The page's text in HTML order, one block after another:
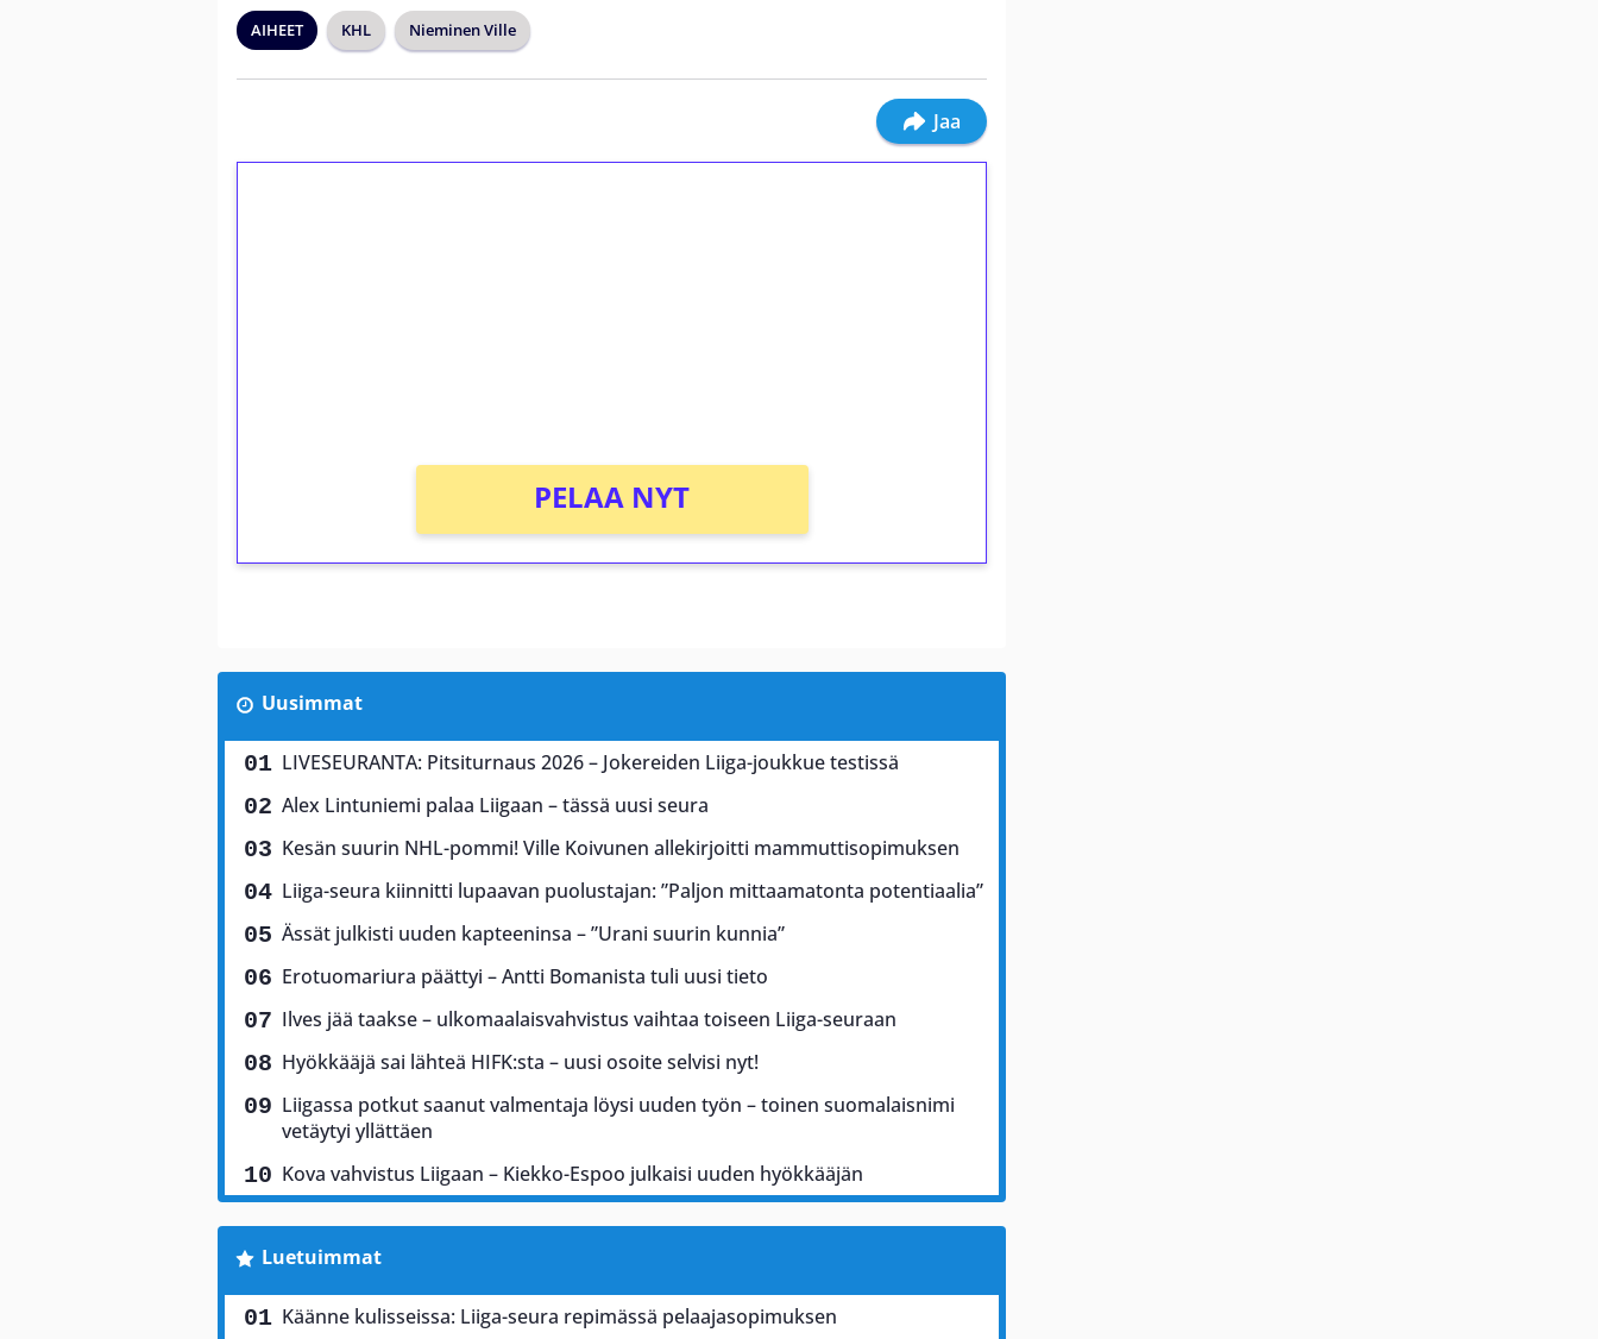
AIHEET KHL Nieminen Ville
Jaa
PELAA NYT
Uusimmat
LIVESEURANTA: Pitsiturnaus 2026 – Jokereiden Liiga-joukkue testissä
Alex Lintuniemi palaa Liigaan – tässä uusi seura
Kesän suurin NHL-pommi! Ville Koivunen allekirjoitti mammuttisopimuksen
Liiga-seura kiinnitti lupaavan puolustajan: ”Paljon mittaamatonta potentiaalia”
Ässät julkisti uuden kapteeninsa – ”Urani suurin kunnia”
Erotuomariura päättyi – Antti Bomanista tuli uusi tieto
Ilves jää taakse – ulkomaalaisvahvistus vaihtaa toiseen Liiga-seuraan
Hyökkääjä sai lähteä HIFK:sta – uusi osoite selvisi nyt!
Liigassa potkut saanut valmentaja löysi uuden työn – toinen suomalaisnimi
vetäytyi yllättäen
Kova vahvistus Liigaan – Kiekko-Espoo julkaisi uuden hyökkääjän
Luetuimmat
Käänne kulisseissa: Liiga-seura repimässä pelaajasopimuksen